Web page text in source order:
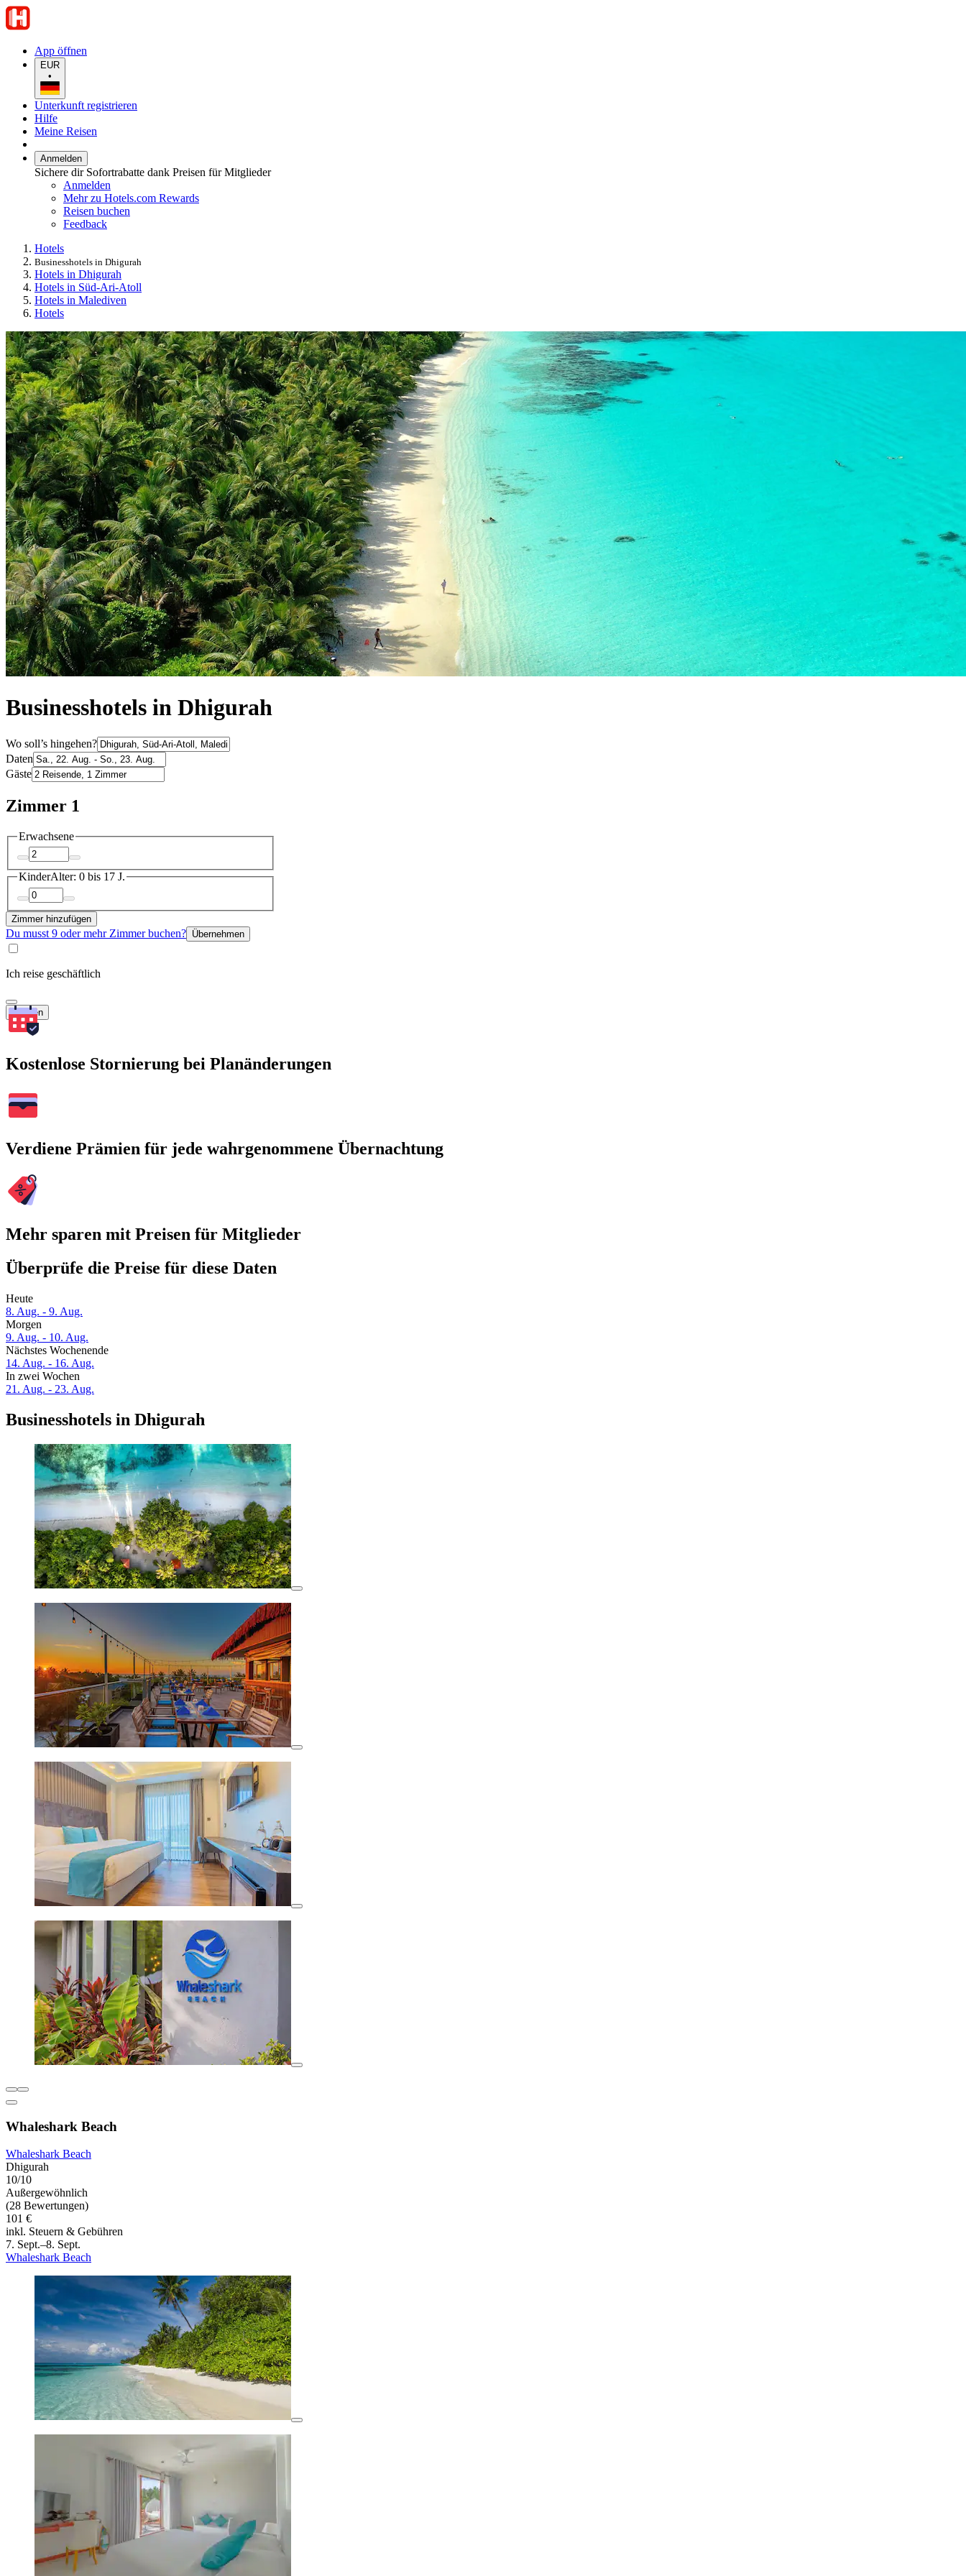
App öffnen
EUR
•
Unterkunft registrieren
Hilfe
Meine Reisen
Anmelden
Sichere dir Sofortrabatte dank Preisen für Mitglieder
Anmelden
Mehr zu Hotels.com Rewards
Reisen buchen
Feedback
Hotels
Businesshotels in Dhigurah
Hotels in Dhigurah
Hotels in Süd-Ari-Atoll
Hotels in Malediven
Hotels
Businesshotels in Dhigurah
Wo soll’s hingehen?
Daten
Gäste
Zimmer 1
Erwachsene
KinderAlter: 0 bis 17 J.
Zimmer hinzufügen
Du musst 9 oder mehr Zimmer buchen? Übernehmen
Ich reise geschäftlich
Suchen
Kostenlose Stornierung bei Planänderungen
Verdiene Prämien für jede wahrgenommene Übernachtung
Mehr sparen mit Preisen für Mitglieder
Überprüfe die Preise für diese Daten
Heute
8. Aug. - 9. Aug.
Morgen
9. Aug. - 10. Aug.
Nächstes Wochenende
14. Aug. - 16. Aug.
In zwei Wochen
21. Aug. - 23. Aug.
Businesshotels in Dhigurah
Whaleshark Beach
Whaleshark Beach
Dhigurah
10/10
Außergewöhnlich
(28 Bewertungen)
101 €
inkl. Steuern & Gebühren
7. Sept.–8. Sept.
Whaleshark Beach